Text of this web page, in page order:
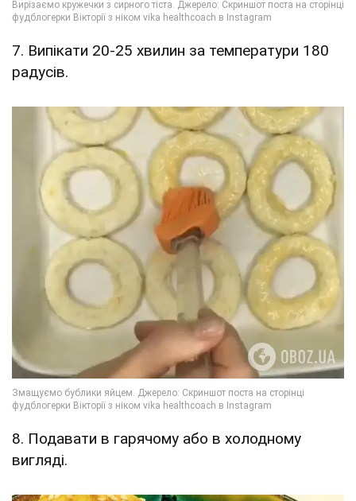
7. Випікати 20-25 хвилин за температури 180
радусів.
8. Подавати в гарячому або в холодному
вигляді.